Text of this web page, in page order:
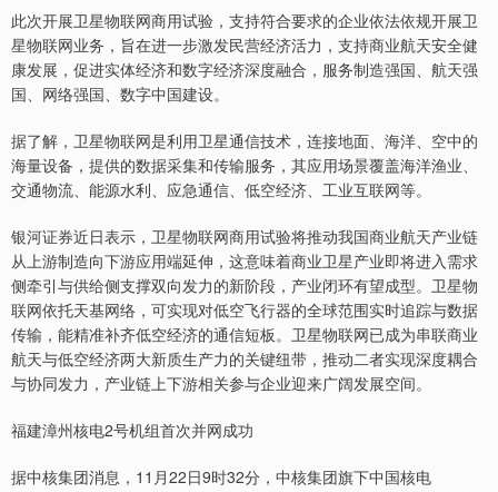
此次开展卫星物联网商用试验，支持符合要求的企业依法依规开展卫
星物联网业务，旨在进一步激发民营经济活力，支持商业航天安全健
康发展，促进实体经济和数字经济深度融合，服务制造强国、航天强
国、网络强国、数字中国建设。
据了解，卫星物联网是利用卫星通信技术，连接地面、海洋、空中的
海量设备，提供的数据采集和传输服务，其应用场景覆盖海洋渔业、
交通物流、能源水利、应急通信、低空经济、工业互联网等。
银河证券近日表示，卫星物联网商用试验将推动我国商业航天产业链
从上游制造向下游应用端延伸，这意味着商业卫星产业即将进入需求
侧牵引与供给侧支撑双向发力的新阶段，产业闭环有望成型。卫星物
联网依托天基网络，可实现对低空飞行器的全球范围实时追踪与数据
传输，能精准补齐低空经济的通信短板。卫星物联网已成为串联商业
航天与低空经济两大新质生产力的关键纽带，推动二者实现深度耦合
与协同发力，产业链上下游相关参与企业迎来广阔发展空间。
福建漳州核电2号机组首次并网成功
据中核集团消息，11月22日9时32分，中核集团旗下中国核电